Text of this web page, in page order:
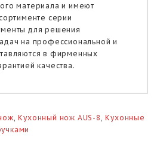
материала и имеют
серии
для решения
на профессиональной и
в фирменных
качества.
,Кухонный нож AUS-8 ,Кухонные